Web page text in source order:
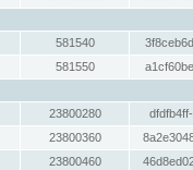
581540
581550
23800280
23800360
23800460